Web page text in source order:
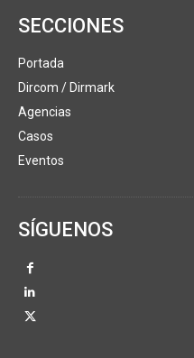
SECCIONES
Portada
Dircom / Dirmark
Agencias
Casos
Eventos
SÍGUENOS